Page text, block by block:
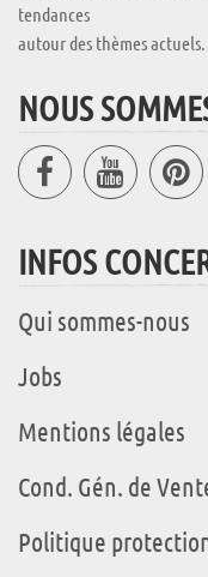
tendances
autour des thèmes actuels.
NOUS
INFOS
Qui sommes-nous
Jobs
Mentions légales
Cond. Gén. de
Politique